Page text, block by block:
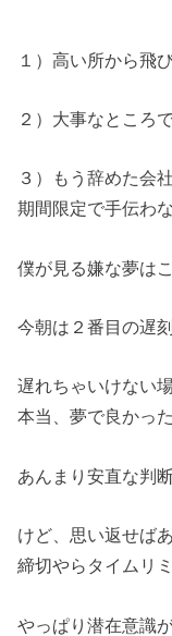
１）高い所から飛
２）大事なところ
３）もう辞めた会
期間限定で手伝わ
僕が見る嫌な夢は
今朝は２番目の遅
遅れちゃいけない
本当、夢で良かった
あんまり安直な判
けど、思い返せば
締切やらタイムリ
やっぱり潜在意識